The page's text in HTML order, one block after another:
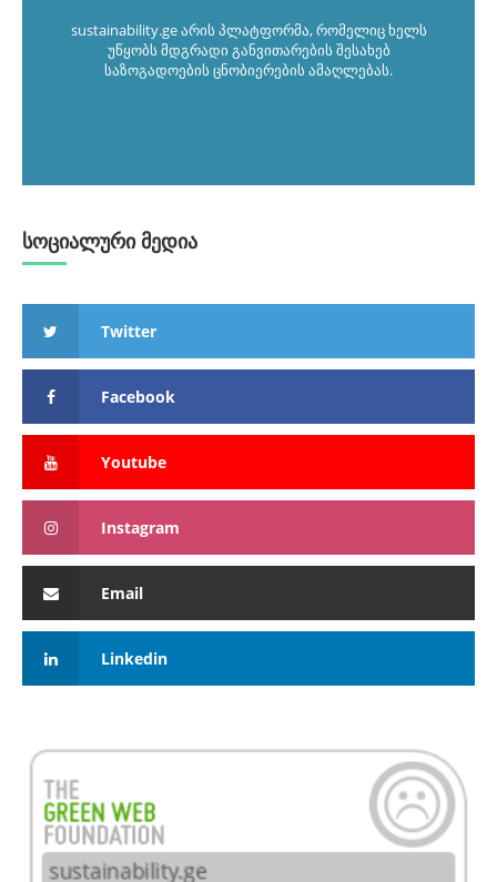
sustainability.ge არის პლატფორმა, რომელიც ხელს
უწყობს მდგრადი განვითარების შესახებ
საზოგადოების ცნობიერების ამაღლებას.
სოციალური მედია
Twitter
Facebook
Youtube
Instagram
Email
Linkedin